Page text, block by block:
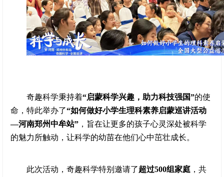
奇趣科学秉持着“启蒙科学兴趣，助力科技强国”的使
命，特此举办了“如何做好小学生理科素养启蒙巡讲活动
—河南郑州中牟站” ，旨在让更多的孩子心灵深处被科学
的魅力所触动，让科学的幼苗在他们心中茁壮成长。
此次活动，奇趣科学特别邀请了超过500组家庭 ，共